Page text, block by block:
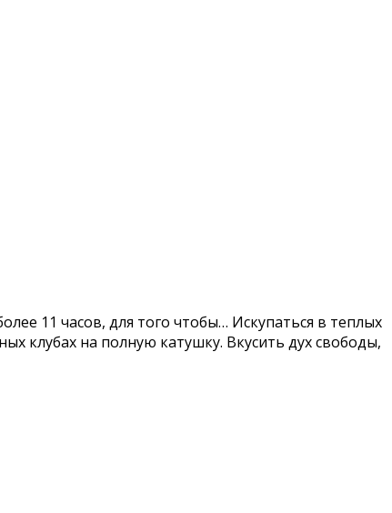
11 часов, для того чтобы… Искупаться в теплых
клубах на полную катушку. Вкусить дух свободы,